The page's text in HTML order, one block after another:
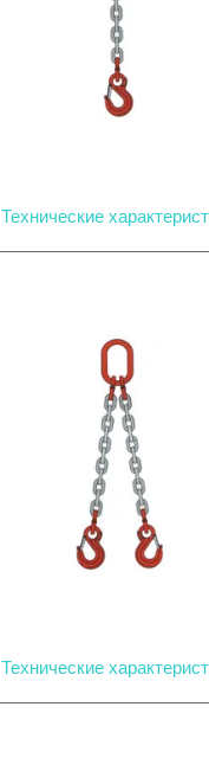
Технические
Технические